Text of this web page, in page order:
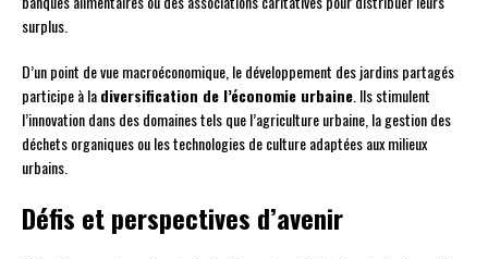
surplus.
D’un point de vue macroéconomique, le développement des jardins partagés
participe à ladiversification de l’économie urbaine . Ils stimulent
l’innovation dans des domaines tels que l’agriculture urbaine, la gestion des
déchets organiques ou les technologies de culture adaptées aux milieux
urbains.
Défis et perspectives d’avenir